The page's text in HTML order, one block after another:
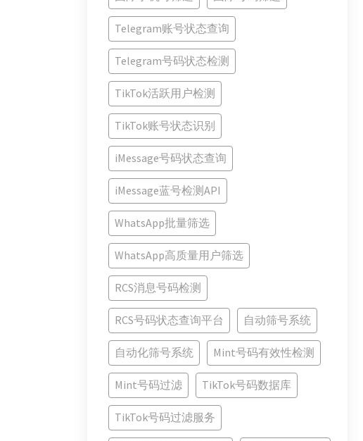
Telegram账号状态查询
Telegram号码状态检测
TikTok活跃用户检测
TikTok账号状态识别
iMessage号码状态查询
iMessage蓝号检测API
WhatsApp批量筛选
WhatsApp高质量用户筛选
RCS消息号码检测
RCS号码状态查询平台 自动筛号系统
自动化筛号系统 Mint号码有效性检测
Mint号码过滤 TikTok号码数据库
TikTok号码过滤服务